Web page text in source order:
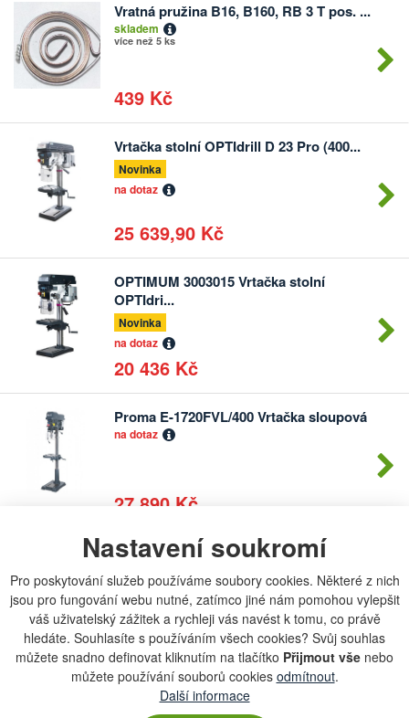
Nastavení soukromí
Pro poskytování služeb používáme soubory cookies. Některé z nich
jsou pro fungování webu nutné, zatímco jiné nám pomohou vylepšit
váš uživatelský zážitek a rychleji vás navést k tomu, co právě
hledáte. Souhlasíte s používáním všech cookies? Svůj souhlas
můžete snadno definovat kliknutím na tlačítko Přijmout vše nebo
můžete používání souborů cookies odmítnout.
Další informace
Vratná pružina B16, B160, RB 3 T pos. ...
skladem
více než 5 ks
439 Kč
Počet
kusů
Vrtačka stolní OPTIdrill D 23 Pro (400...
Novinka
na dotaz
25 639,90 Kč
Počet
OPTIMUM 3003015 Vrtačka stolní
OPTIdri...
Novinka
na dotaz
20 436 Kč
Počet
Proma E-1720FVL/400 Vrtačka sloupová
na dotaz
27 890 Kč
Počet
kusů
PROMA Vrtačka stojanová E-
na dotaz
21 990 Kč
Počet
kusů
Proma PTB-16B/230 Stolní vrtačka
Počet
kusů